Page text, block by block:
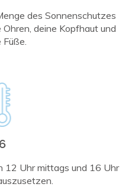
des Sonnenschutzes
deine Kopfhaut und
6
12 Uhr mittags und 16 Uhr